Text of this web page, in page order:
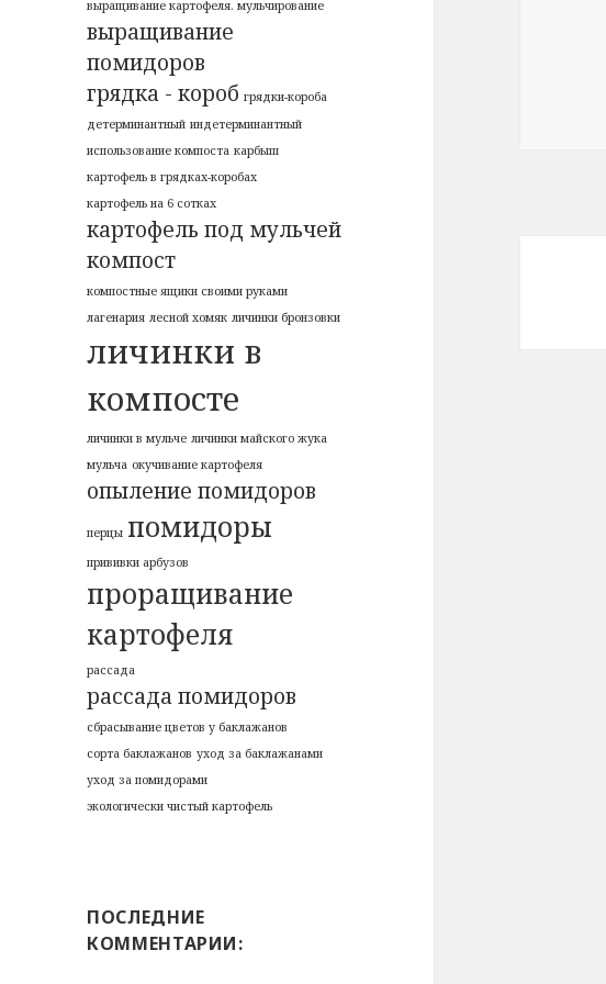
выращивание картофеля. мульчирование
выращивание
помидоров
грядка - короб грядки-короба
детерминантный индетерминантный
использование компоста карбыш
картофель в грядках-коробах
картофель на 6 сотках
картофель под мульчей
компост
компостные ящики своими руками
лагенария лесной хомяк личинки бронзовки
личинки в
компосте
личинки в мульче личинки майского жука
мульча окучивание картофеля
опыление помидоров
перцы помидоры
прививки арбузов
проращивание
картофеля
рассада
рассада помидоров
сбрасывание цветов у баклажанов
сорта баклажанов уход за баклажанами
уход за помидорами
экологически чистый картофель
ПОСЛЕДНИЕ
КОММЕНТАРИИ: